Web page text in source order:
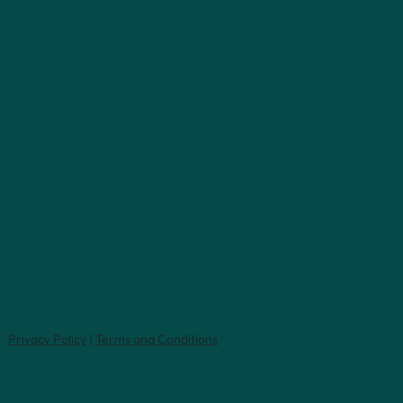
Privacy Policy Terms and Conditions